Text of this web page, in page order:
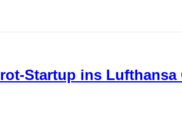
Startup ins Lufthansa